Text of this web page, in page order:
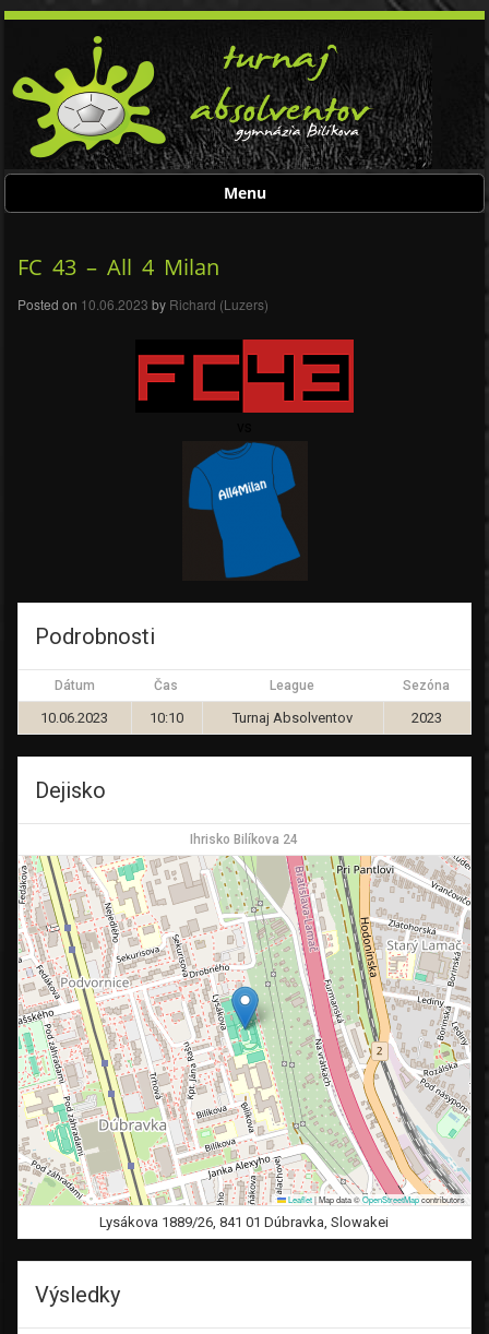
Menu
Post navigation
FC 43 – All 4 Milan
Posted on 10.06.2023 by Richard (Luzers)
Podrobnosti
Dátum Čas League Sezóna
10.06.2023 10:10 Turnaj Absolventov 2023
Dejisko
Ihrisko Bilíkova 24
Leaflet |Map data ©OpenStreetMapcontributors
Lysákova 1889/26, 841 01 Dúbravka, Slowakei
Výsledky